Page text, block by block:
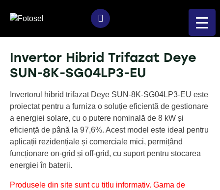
Invertor Hibrid Trifazat Deye
SUN-8K-SG04LP3-EU
Invertorul hibrid trifazat Deye SUN-8K-SG04LP3-EU este
proiectat pentru a furniza o soluție eficientă de gestionare
a energiei solare, cu o putere nominală de 8 kW și
eficiență de până la 97,6%. Acest model este ideal pentru
aplicații rezidențiale și comerciale mici, permițând
funcționare on-grid și off-grid, cu suport pentru stocarea
energiei în baterii.
Produsele din site sunt cu titlu informativ. Gama de